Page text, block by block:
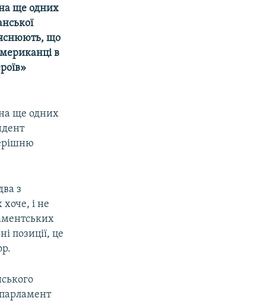
ще одних
що
в
ще одних
з
і не
позиції, це